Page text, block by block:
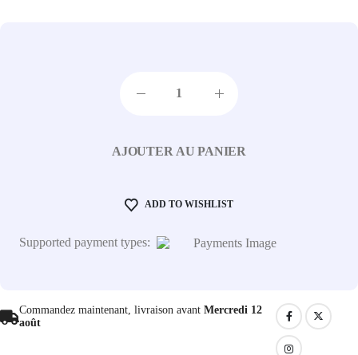
AJOUTER AU PANIER
ADD TO WISHLIST
Supported payment types:
Commandez maintenant, livraison avant Mercredi 12
août